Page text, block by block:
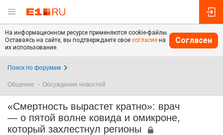
На информационном ресурсе применяются cookie-файлы.
Оставаясь на сайте, вы подтверждаете свое согласие на
их использование.
Согласен
Поиск по форумам
Общение Обсуждение новостей
«Смертность вырастет кратно»: врач
— о пятой волне ковида и омикроне,
который захлестнул регионы